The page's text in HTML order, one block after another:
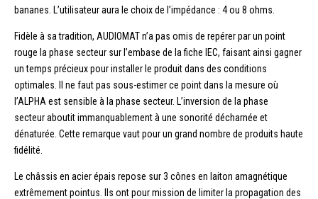
bananes. L’utilisateur aura le choix de l’impédance : 4 ou 8 ohms.
Fidèle à sa tradition, AUDIOMAT n’a pas omis de repérer par un point
rouge la phase secteur sur l’embase de la fiche IEC, faisant ainsi gagner
un temps précieux pour installer le produit dans des conditions
optimales. Il ne faut pas sous-estimer ce point dans la mesure où
l’ALPHA est sensible à la phase secteur. L’inversion de la phase
secteur aboutit immanquablement à une sonorité décharnée et
dénaturée. Cette remarque vaut pour un grand nombre de produits haute
fidélité.
Le châssis en acier épais repose sur 3 cônes en laiton amagnétique
extrêmement pointus. Ils ont pour mission de limiter la propagation des